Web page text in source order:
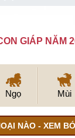
GIÁP NĂM
Ngọ Mùi
NÀO - XEM